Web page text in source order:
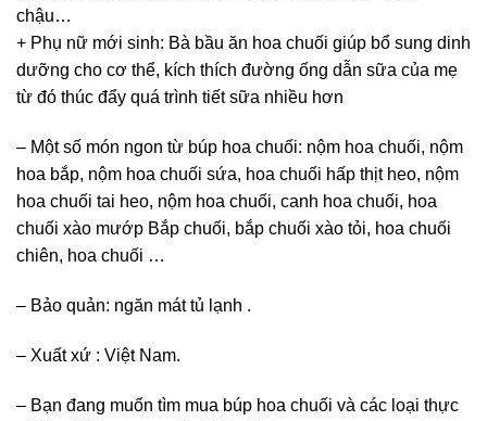
chậu…
+ Phụ nữ mới sinh: Bà bầu ăn hoa chuối giúp bổ sung dinh
dưỡng cho cơ thể, kích thích đường ống dẫn sữa của mẹ
từ đó thúc đẩy quá trình tiết sữa nhiều hơn
– Một số món ngon từ búp hoa chuối: nộm hoa chuối, nộm
hoa bắp, nộm hoa chuối sứa, hoa chuối hấp thịt heo, nộm
hoa chuối tai heo, nộm hoa chuối, canh hoa chuối, hoa
chuối xào mướp Bắp chuối, bắp chuối xào tỏi, hoa chuối
chiên, hoa chuối …
– Bảo quản: ngăn mát tủ lạnh .
– Xuất xứ : Việt Nam.
– Bạn đang muốn tìm mua búp hoa chuối và các loại thực